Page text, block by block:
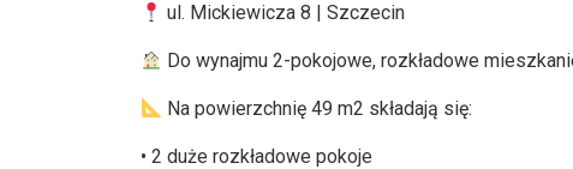
ul. Mickiewicza 8 | Szczecin
Do wynajmu 2-pokojowe, rozkładowe
Na powierzchnię 49 m2 składają się:
• 2 duże rozkładowe pokoje